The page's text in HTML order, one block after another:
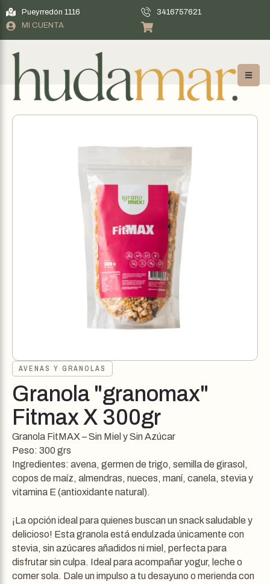
Pueyrredón 1116
3416757621
MI CUENTA
AVENAS Y GRANOLAS
Granola "granomax"
Fitmax X 300gr
Granola FitMAX – Sin Miel y Sin Azúcar
Peso: 300 grs
Ingredientes: avena, germen de trigo, semilla de girasol,
copos de maíz, almendras, nueces, maní, canela, stevia y
vitamina E (antioxidante natural).
¡La opción ideal para quienes buscan un snack saludable y
delicioso! Esta granola está endulzada únicamente con
stevia, sin azúcares añadidos ni miel, perfecta para
disfrutar sin culpa. Ideal para acompañar yogur, leche o
comer sola. Dale un impulso a tu desayuno o merienda con